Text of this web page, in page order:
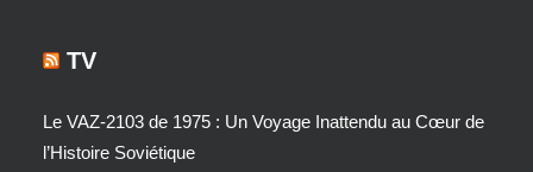
TV
Le VAZ-2103 de 1975 : Un Voyage Inattendu au Cœur de
l’Histoire Soviétique